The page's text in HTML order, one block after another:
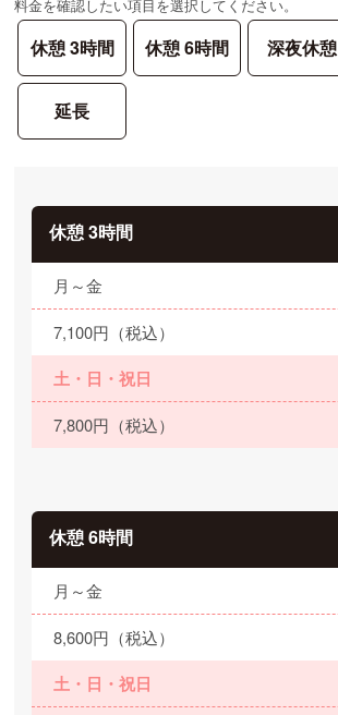
料金を確認したい項目を選択してください。
休憩 3時間 休憩 6時間 深夜休憩
延長
休憩 3時間
月～金
7,100円（税込）
土・日・祝日
7,800円（税込）
休憩 6時間
月～金
8,600円（税込）
土・日・祝日